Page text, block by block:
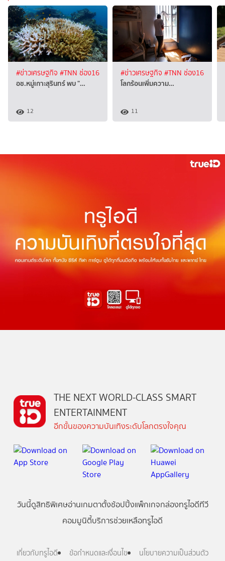
#ข่าวเศรษฐกิจ #TNN ช่อง16
อช.หมู่เกาะสุรินทร์ พบ "…
12
#ข่าวเศรษฐกิจ #TNN ช่อง16
โลกร้อนเพิ่มความ…
11
THE NEXT WORLD-CLASS SMART
ENTERTAINMENT
อีกขั้นของความบันเทิงระดับโลกตรงใจคุณ
วันนี้ดูสิทธิพิเศษอ่านเกมตาตั้งช้อปปิ้งแพ็กเกจกล่องทรูไอดีทีวี
คอมมูนิตี้บริการช่วยเหลือทรูไอดี
เกี่ยวกับทรูไอดี ข้อกำหนดและเงื่อนไข นโยบายความเป็นส่วนตัว